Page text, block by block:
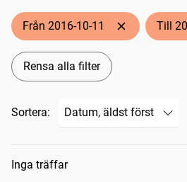
Från 2016-10-11 Till
Rensa alla filter
Sortera:
Sökresultat
Inga träffar